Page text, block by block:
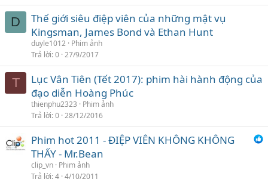
D
Thế giới siêu điệp viên của những mật vụ
Kingsman, James Bond và Ethan Hunt
duyle1012 Phim ảnh
Trả lời 0 27/9/2017
T
Lục Vân Tiên (Tết 2017): phim hài hành động của
đạo diễn Hoàng Phúc
thienphu2323
Phim ảnh
Trả lời 0 28/12/2016
Phim hot 2011 - ĐIỆP VIÊN KHÔNG KHÔNG
THẤY - Mr.Bean
clip_vn Phim ảnh
Trả lời 4 4/10/2011